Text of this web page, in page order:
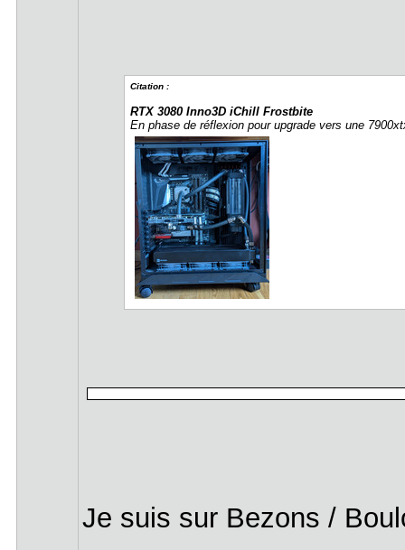
Citation :
RTX 3080 Inno3D iChill Frostbite
En phase de réflexion pour upgrade vers une
Je suis sur Bezons /